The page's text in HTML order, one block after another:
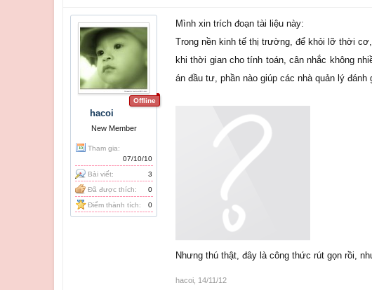
Offline
hacoi
New Member
Tham gia:
07/10/10
Bài viết:
3
Đã được thích:
0
Điểm thành tích:
0
Mình xin trích đoạn tài liệu này:
Trong nền kinh tế thị trường, để khỏi lỡ thời
khi thời gian cho tính toán, cân nhắc không
án đầu tư, phần nào giúp các nhà quản lý
Nhưng thú thật, đây là công thức rút gọn rồi,
hacoi 14/11/12